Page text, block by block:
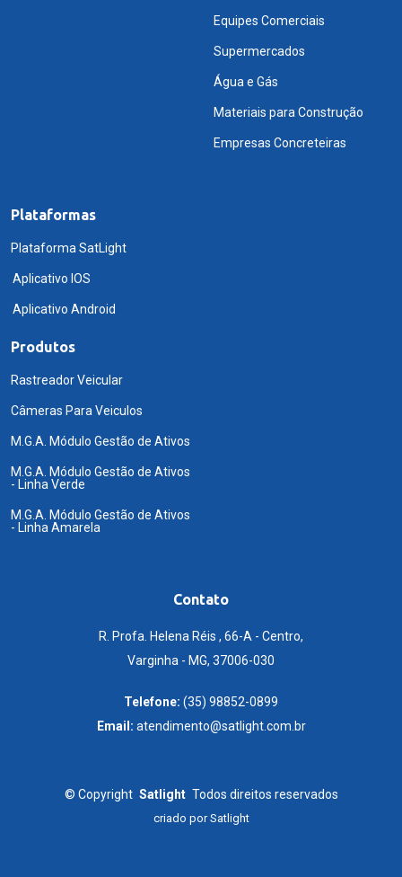
Equipes Comerciais
Supermercados
Água e Gás
Materiais para Construção
Empresas Concreteiras
Plataformas
Plataforma SatLight
Aplicativo IOS
Aplicativo Android
Produtos
Rastreador Veicular
Câmeras Para Veiculos
M.G.A. Módulo Gestão de Ativos
M.G.A. Módulo Gestão de Ativos
- Linha Verde
M.G.A. Módulo Gestão de Ativos
- Linha Amarela
Contato
R. Profa. Helena Réis , 66-A - Centro,
Varginha - MG, 37006-030
Telefone: (35) 98852-0899
Email: atendimento@satlight.com.br
© Copyright Satlight Todos direitos reservados
criado porSatlight